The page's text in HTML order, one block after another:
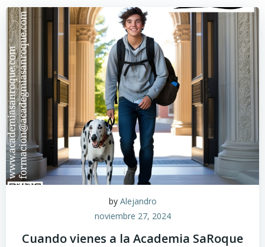
by Alejandro
noviembre 27, 2024
Cuando vienes a la Academia SaRoque